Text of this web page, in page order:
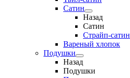
Сатин
Назад
Сатин
Страйп-сатин
Вареный хлопок
Подушки
Назад
Подушки